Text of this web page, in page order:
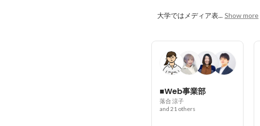
大学ではメディア表... Show more
■Web事業部
落合 涼子
and 21 others